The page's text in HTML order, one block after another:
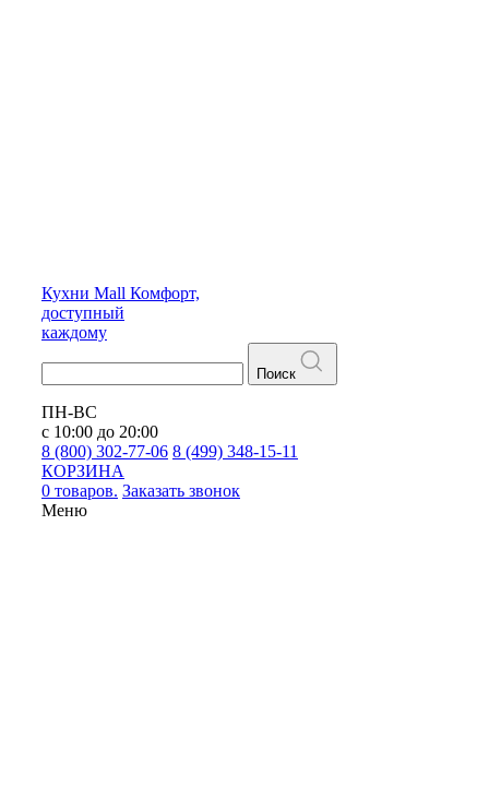
Кухни Mall Комфорт,
доступный
каждому
Поиск
ПН-ВС
с 10:00 до 20:00
8 (800) 302-77-06 8 (499) 348-15-11
КОРЗИНА
0 товаров. Заказать звонок
Меню